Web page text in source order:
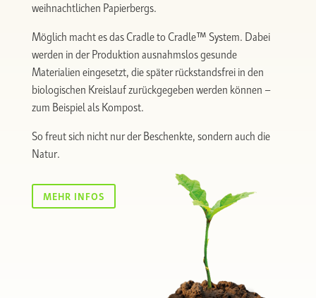
weihnachtlichen Papierbergs.
Möglich macht es das Cradle to Cradle™ System. Dabei
werden in der Produktion ausnahmslos gesunde
Materialien eingesetzt, die später rückstandsfrei in den
biologischen Kreislauf zurückgegeben werden können –
zum Beispiel als Kompost.
So freut sich nicht nur der Beschenkte, sondern auch die
Natur.
MEHR INFOS